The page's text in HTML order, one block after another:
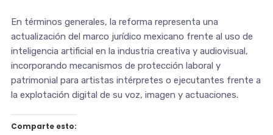
En términos generales, la reforma representa una
actualización del marco jurídico mexicano frente al uso de
inteligencia artificial en la industria creativa y audiovisual,
incorporando mecanismos de protección laboral y
patrimonial para artistas intérpretes o ejecutantes frente a
la explotación digital de su voz, imagen y actuaciones.
Comparte esto: